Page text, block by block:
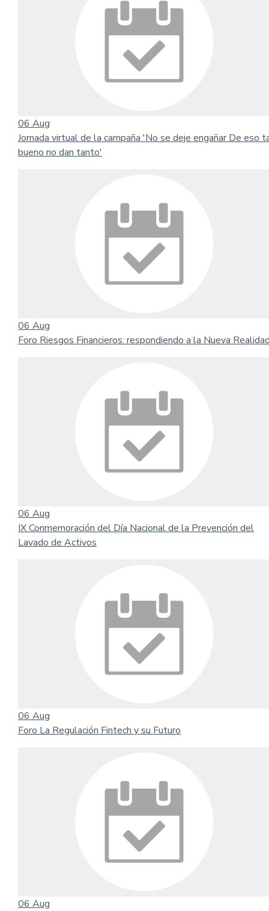
06 Aug
Jornada virtual de la campaña 'No se deje engañar De eso
bueno no dan tanto'
06 Aug
Foro Riesgos Financieros: respondiendo a la Nueva
06 Aug
IX Conmemoración del Día Nacional de la Prevención del
Lavado de Activos
06 Aug
Foro La Regulación Fintech y su Futuro
06 Aug